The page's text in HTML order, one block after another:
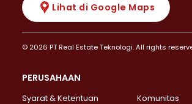
Lihat di Google Maps
© 2026 PT Real Estate Teknologi. All rights
PERUSAHAAN
Syarat & Ketentuan
Komunitas